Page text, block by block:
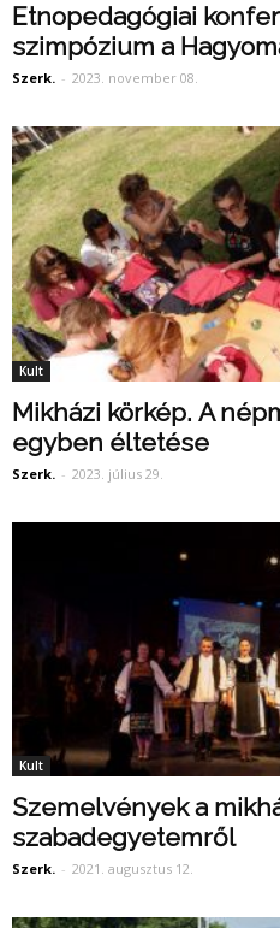
Etnopedagógiai
szimpózium a
Szerk. - 2023. november 08.
Kult
Mikházi körkép. A
egyben éltetése
Szerk. - 2023. július 29.
Kult
Szemelvények a
szabadegyetemről
Szerk. - 2021. augusztus 12.